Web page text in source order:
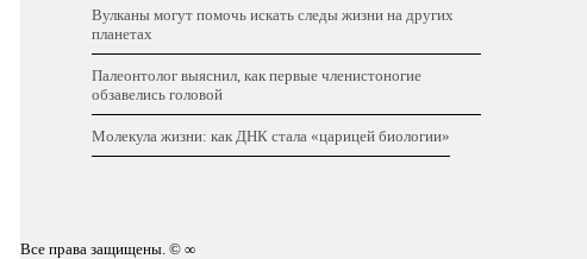
Вулканы могут помочь искать следы жизни на других
планетах
Палеонтолог выяснил, как первые членистоногие
обзавелись головой
Молекула жизни: как ДНК стала «царицей биологии»
Все права защищены. © ∞